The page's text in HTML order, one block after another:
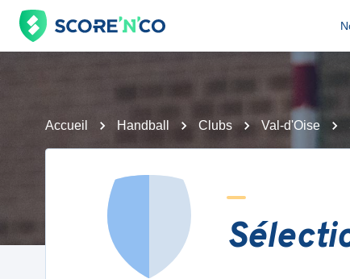
Accueil Handball Clubs Val-d'Oise